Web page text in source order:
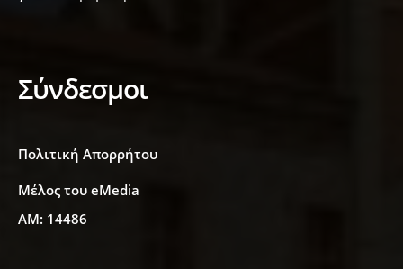
Σύνδεσμοι
Πολιτική Απορρήτου
Μέλος του eMedia
ΑΜ: 14486